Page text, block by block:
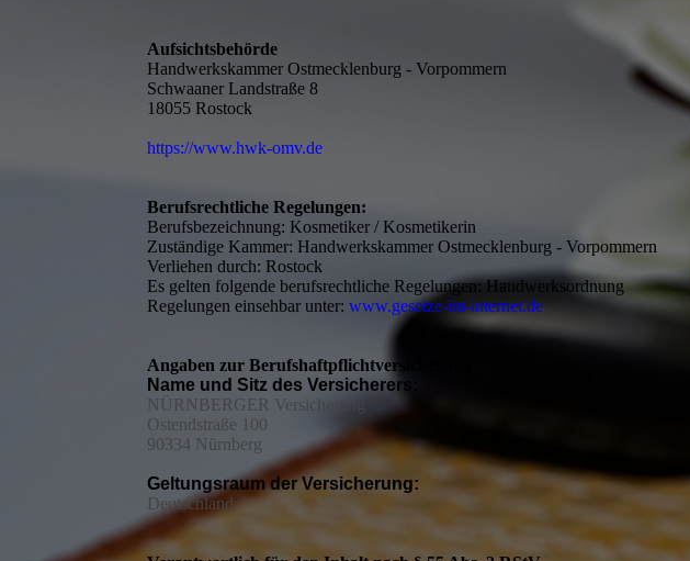
Aufsichtsbehörde
Handwerkskammer Ostmecklenburg - Vorpommern
Schwaaner Landstraße 8
18055 Rostock
https://www.hwk-omv.de
Berufsrechtliche Regelungen:
Berufsbezeichnung: Kosmetiker / Kosmetikerin
Zuständige Kammer: Handwerkskammer Ostmecklenburg - Vorpommern
Verliehen durch: Rostock
Es gelten folgende berufsrechtliche Regelungen: Handwerksordnung
Regelungen einsehbar unter:www.gesetze-im-internet.de
Angaben zur Berufshaftpflichtversicherung
Name und Sitz des Versicherers:
NÜRNBERGER Versicherung
Ostendstraße 100
90334 Nürnberg
Geltungsraum der Versicherung:
Deutschland